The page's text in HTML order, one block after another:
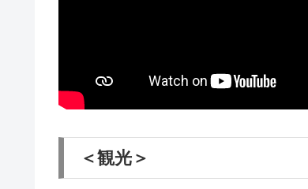
＜観光＞